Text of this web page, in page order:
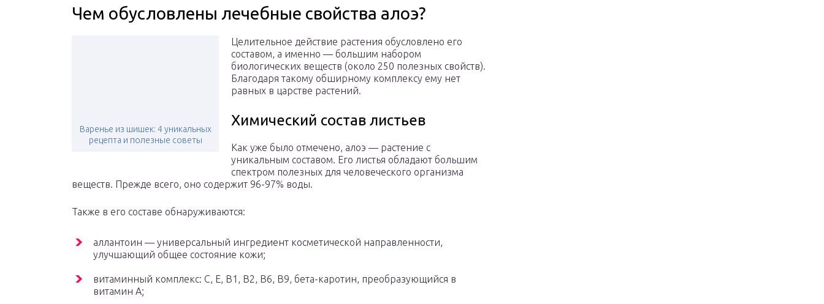
Чем обусловлены лечебные свойства алоэ?
Варенье из шишек: 4 уникальных
рецепта и полезные советы
Целительное действие растения обусловлено его
составом, а именно — большим набором
биологических веществ (около 250 полезных свойств).
Благодаря такому обширному комплексу ему нет
равных в царстве растений.
Химический состав листьев
Как уже было отмечено, алоэ — растение с
уникальным составом. Его листья обладают большим
спектром полезных для человеческого организма
веществ. Прежде всего, оно содержит 96-97% воды.
Также в его составе обнаруживаются:
аллантоин — универсальный ингредиент косметической направленности,
улучшающий общее состояние кожи;
витаминный комплекс: C, E, B1, B2, B6, B9, бета-каротин, преобразующийся в
витамин A;